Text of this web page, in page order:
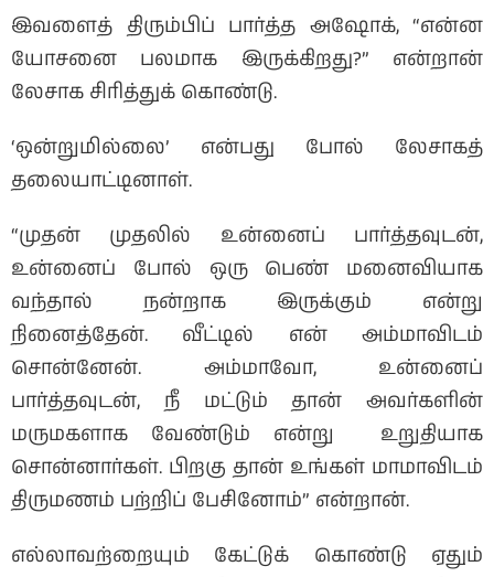
இவளைத் திரும்பிப் பார்த்த அஷோக், “என்ன
யோசனை பலமாக இருக்கிறது?” என்றான்
லேசாக சிரித்துக் கொண்டு.
‘ஒன்றுமில்லை’ என்பது போல் லேசாகத்
தலையாட்டினாள்.
“முதன் முதலில் உன்னைப் பார்த்தவுடன்,
உன்னைப் போல் ஒரு பெண் மனைவியாக
வந்தால் நன்றாக இருக்கும் என்று
நினைத்தேன். வீட்டில் என் அம்மாவிடம்
சொன்னேன். அம்மாவோ, உன்னைப்
பார்த்தவுடன், நீ மட்டும் தான் அவர்களின்
மருமகளாக வேண்டும் என்று உறுதியாக
சொன்னார்கள். பிறகு தான் உங்கள் மாமாவிடம்
திருமணம் பற்றிப் பேசினோம்” என்றான்.
எல்லாவற்றையும் கேட்டுக் கொண்டு ஏதும்